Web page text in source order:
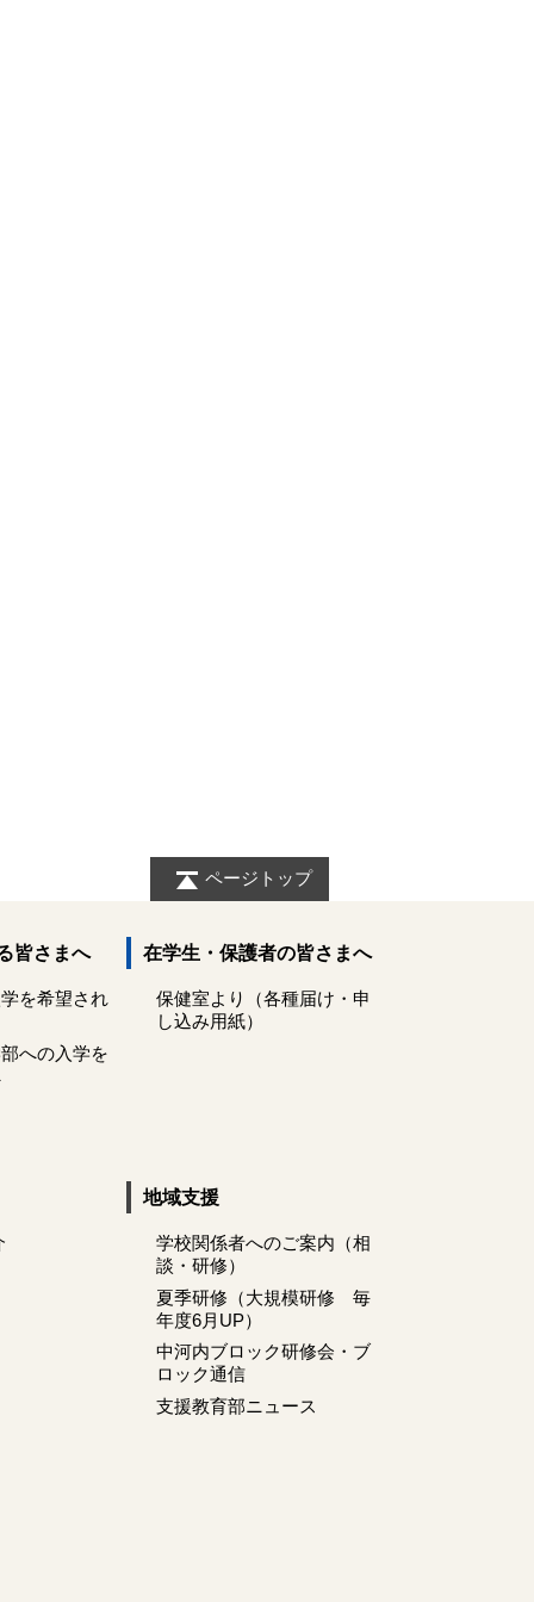
ページトップ
皆さまへ
を希望され
への入学を
在学生・保護者の皆さまへ
保健室より（各種届け・申
し込み用紙）
地域支援
学校関係者へのご案内（相
談・研修）
夏季研修（大規模研修 毎
年度6月UP）
中河内ブロック研修会・ブ
ロック通信
支援教育部ニュース